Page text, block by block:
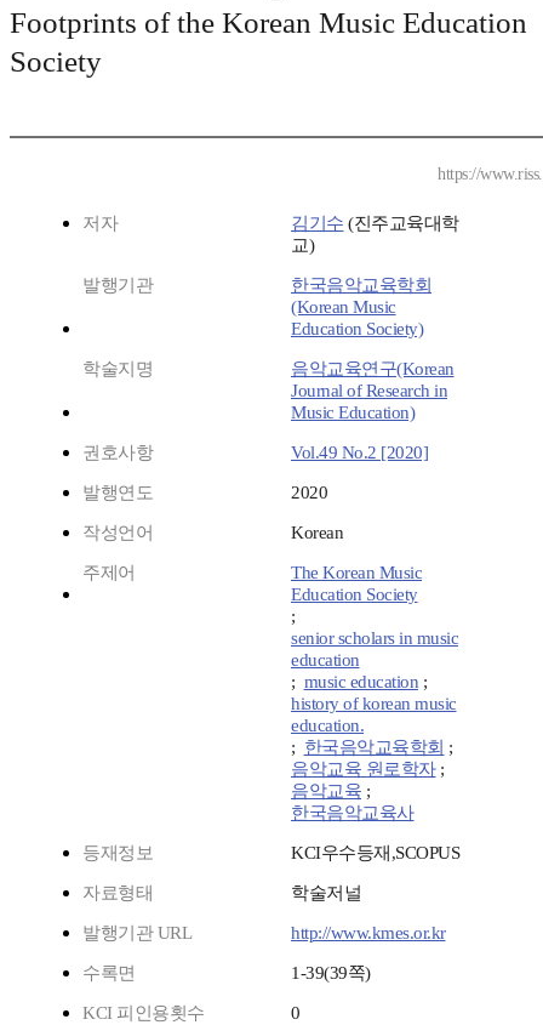
Footprints of the Korean Music Education
Society
https://
저자 김기수 (진주교육대학
교)
발행기관
한국음악교육학회
(Korean Music
Education Society)
학술지명
음악교육연구(Korean
Journal of Research in
Music Education)
권호사항 Vol.49 No.2 [2020]
발행연도 2020
작성언어 Korean
주제어
The Korean Music
Education Society
;
senior scholars in music
education
; music education ;
history of korean music
education.
; 한국음악교육학회 ;
음악교육 원로학자;
음악교육 ;
한국음악교육사
등재정보 KCI우수등재,SCOPUS
자료형태 학술저널
발행기관 URL http://www.kmes.or.kr
수록면 1-39(39쪽)
KCI 피인용횟수 0